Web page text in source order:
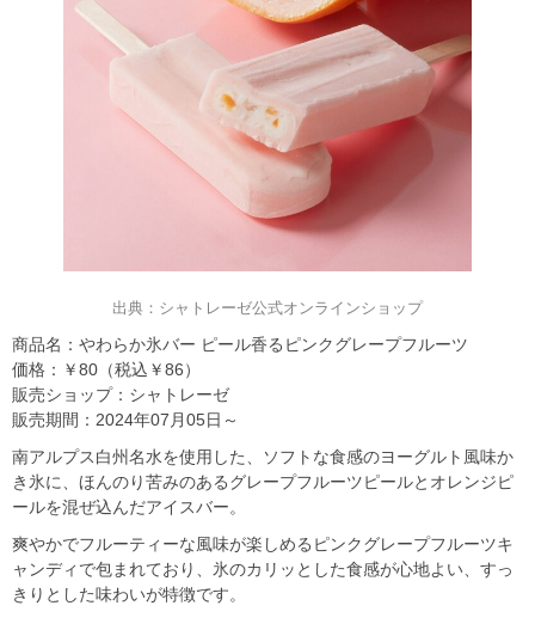
出典：シャトレーゼ公式オンラインショップ
商品名：やわらか氷バー ピール香るピンクグレープフルーツ
価格：￥80（税込￥86）
販売ショップ：シャトレーゼ
販売期間：2024年07月05日～
南アルプス白州名水を使用した、ソフトな食感のヨーグルト風味か
き氷に、ほんのり苦みのあるグレープフルーツピールとオレンジピ
ールを混ぜ込んだアイスバー。
爽やかでフルーティーな風味が楽しめるピンクグレープフルーツキ
ャンディで包まれており、氷のカリッとした食感が心地よい、すっ
きりとした味わいが特徴です。